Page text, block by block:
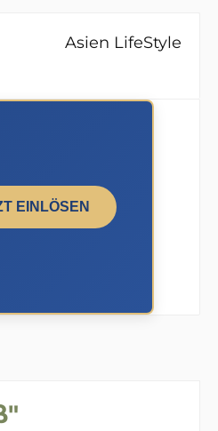
Asien LifeStyle
EINLÖSEN